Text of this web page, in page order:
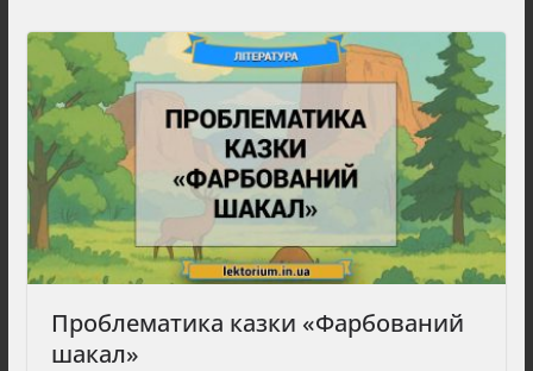
Проблематика казки «Фарбований
шакал»